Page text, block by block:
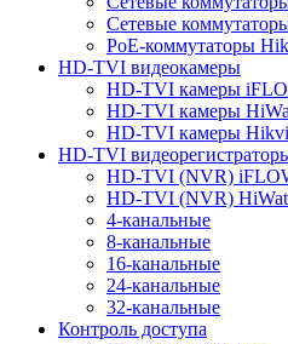
Сетевые
PoE-коммутаторы
HD-TVI видеокамеры
HD-TVI камеры
HD-TVI камеры
HD-TVI камеры
HD-TVI
HD-TVI (NVR)
HD-TVI (NVR)
4-канальные
8-канальные
16-канальные
24-канальные
32-канальные
Контроль доступа